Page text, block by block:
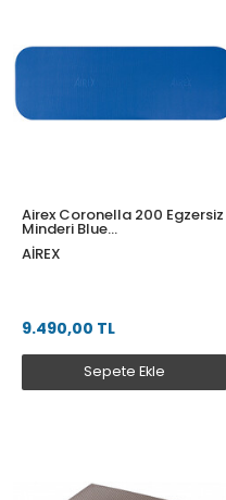
Airex Coronella 200 Egzersiz
Minderi Blue
2000X600X15mm
CORONELLA200BL
AIREX
9.490,00 TL
Sepete Ekle